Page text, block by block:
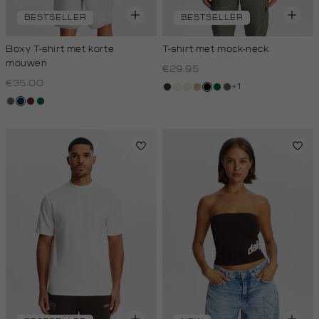
BESTSELLER
Boxy T-shirt met korte
mouwen
€35.00
lichtbruin
donkerblauw
bordeaux
donkergroen
BESTSELLER
T-shirt met mock-neck
€29.95
grijs,
kit,tanzwart
donkergroen
lichtbruin
+1